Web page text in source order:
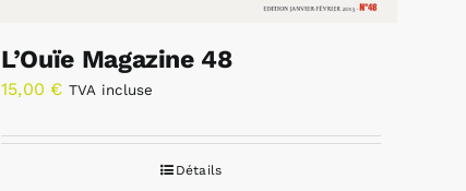
L’Ouïe Magazine 48
15,00 € TVA incluse
Détails